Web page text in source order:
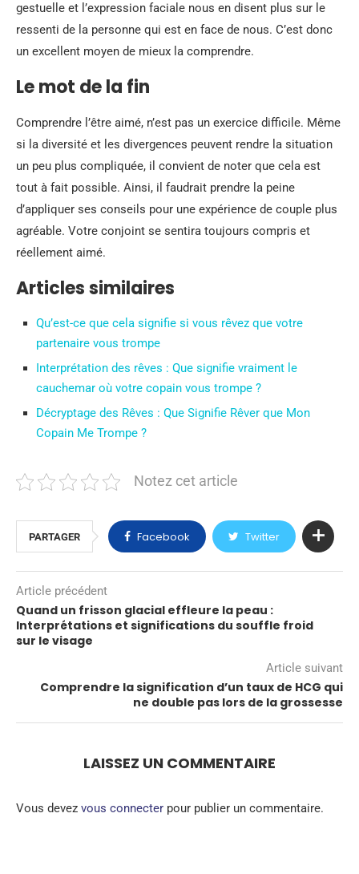
gestuelle et l’expression faciale nous en disent plus sur le
ressenti de la personne qui est en face de nous. C’est donc
un excellent moyen de mieux la comprendre.
Le mot de la fin
Comprendre l’être aimé, n’est pas un exercice difficile. Même
si la diversité et les divergences peuvent rendre la situation
un peu plus compliquée, il convient de noter que cela est
tout à fait possible. Ainsi, il faudrait prendre la peine
d’appliquer ses conseils pour une expérience de couple plus
agréable. Votre conjoint se sentira toujours compris et
réellement aimé.
Articles similaires
Qu’est-ce que cela signifie si vous rêvez que votre
partenaire vous trompe
Interprétation des rêves : Que signifie vraiment le
cauchemar où votre copain vous trompe ?
Décryptage des Rêves : Que Signifie Rêver que Mon
Copain Me Trompe ?
Notez cet article
PARTAGER Facebook Twitter
Article précédent
Quand un frisson glacial effleure la peau :
Interprétations et significations du souffle froid
sur le visage
Article suivant
Comprendre la signification d’un taux de HCG qui
ne double pas lors de la grossesse
LAISSEZ UN COMMENTAIRE
Vous devez vous connecter pour publier un commentaire.